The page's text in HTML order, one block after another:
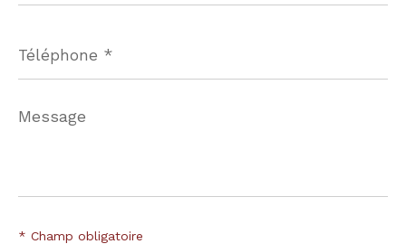
*
Message
*
* Champ obligatoire